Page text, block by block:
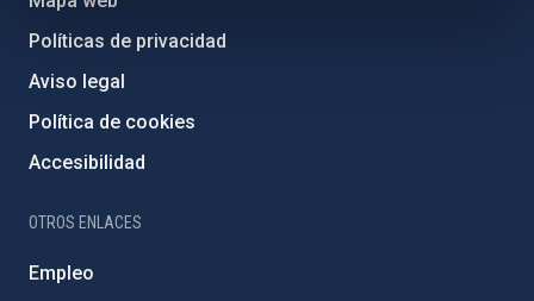
Políticas de privacidad
Aviso legal
Política de cookies
Accesibilidad
OTROS ENLACES
Empleo